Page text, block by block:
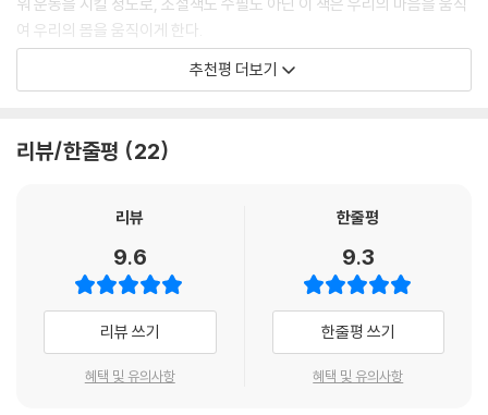
15 엎드려서 T운동 | 162
16 엎드려서 A운동 | 164
17 크랩 자세 한손 떼기 | 166
승모근의 명예 회복, 없애려 하지 말고 강화하라 | 168
19 견갑골 벌림과 모음 | 172
20 견갑골 돌리기 | 174
흉추 건강이 곧 전신의 건강이다 | 178
21 스쿼트 흉추 회전 | 180
22 런지 흉추 회전 | 182
23 힙 힌지 흉추 회전 | 184
허리를 고정한다고 허리 통증이 해결되지 않는다 | 186
골반 움직임이 허리 건강을 지킨다, 세 가지 골반 필수 운동 | 188
기능성 스트레칭의 가장 큰 매력은 '내 몸에 맞춘 운동'이라는 것이다. 일반
적인 운동은 모든 사람이 같은 동작을 반복하는 데 비해, 기능성 스트레칭
은 개인의 신체 상태와 목표에 맞춰 조절할 수 있다. 몸이 뻣뻣하거나 통증
의 설명을 더 잘 이해할 수 있다. 또한, 내가 느끼는 것을 더 구체적으로 표
현할 수 있어 보다 나은 질문과 답변을 주고받게 된다. 구체적으로 표현하
면 전문가가 더 정확한 진단을 내리고, 적절한 도움을 줄 가능성이 높아진
아는 만큼 보이고, 아는 만큼 좋은 서비스를 받을 수 있다. 나 역시 트레이
너로서, 해부학을 더 잘 알고 정확히 이해하는 사람일수록 더 깊이 있고 상
세한 설명을 해주게 된다.
워 운동을 시킬 정도로, 소설책도 수필도 아닌 이 책은 우리의 마음을 움직
여 우리의 몸을 움직이게 한다.
정석을 따르지만 지루하지 않고, 쉬워 보이지만 제대로 하려면 어려운 데
스런의 훈련법. 데스런 사단 윤현용이 직접 쓰고 사진을 찍은 책을 읽노라
만들고 싶은 많은 사람들이 이 책을 접해 도움을 받길 바라본다.
- 박칼린 (음악감독, 교수, 공연 연출가)
우의 삶은 몸의 균형을 무너뜨리기 쉽습니다. 오랜 시간 데스런과 함께하
며 느낀 건, 그들이 진정한 '움직임'의 가치를 아는 팀이라는 점입니다. 기
능성 운동을 통해 내 몸의 중심이 바로 잡혔고, 흔들리던 자세는 안정되었
추천평 더보기
리뷰/한줄평 22
리뷰
9.6
리뷰 쓰기
혜택 및 유의사항
한줄평
9.3
한줄평 쓰기
혜택 및 유의사항